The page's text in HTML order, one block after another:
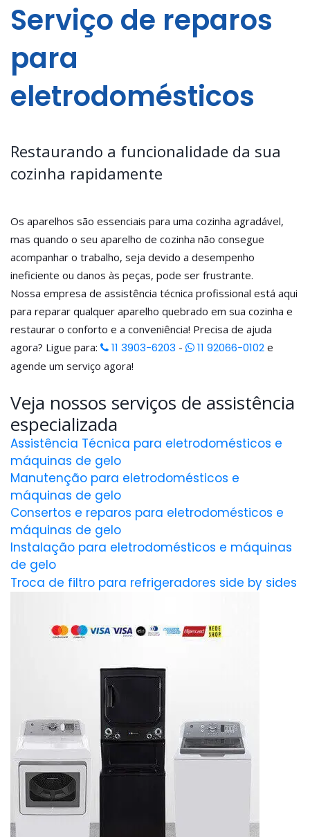
Serviço de reparos
para
eletrodomésticos
Restaurando a funcionalidade da sua
cozinha rapidamente
Os aparelhos são essenciais para uma cozinha agradável,
mas quando o seu aparelho de cozinha não consegue
acompanhar o trabalho, seja devido a desempenho
ineficiente ou danos às peças, pode ser frustrante.
Nossa empresa de assistência técnica profissional está aqui
para reparar qualquer aparelho quebrado em sua cozinha e
restaurar o conforto e a conveniência! Precisa de ajuda
agora? Ligue para:
11 3903-6203 - 11 92066-0102 e
agende um serviço agora!
Veja nossos serviços de assistência
especializada
Assistência Técnica para eletrodomésticos e
máquinas de gelo
Manutenção para eletrodomésticos e
máquinas de gelo
Consertos e reparos para eletrodomésticos e
máquinas de gelo
Instalação para eletrodomésticos e máquinas
de gelo
Troca de filtro para refrigeradores side by sides